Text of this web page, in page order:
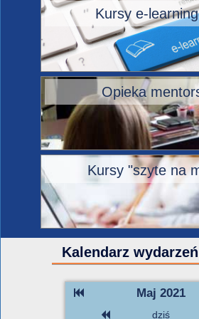
Kursy e-
Opieka
Kursy "szyte na
Kalendarz wydarzeń
Maj 2021
dziś